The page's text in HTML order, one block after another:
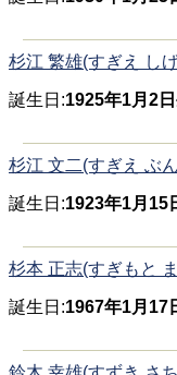
杉江 繁雄(すぎえ し
誕生日:1925年1月2
杉江 文二(すぎえ ぶ
誕生日:1923年1月15
杉本 正志(すぎもと
誕生日:1967年1月17